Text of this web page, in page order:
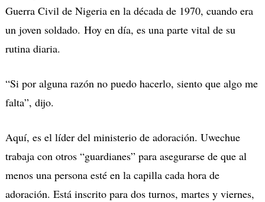
Guerra Civil de Nigeria en la década de 1970, cuando era
un joven soldado. Hoy en día, es una parte vital de su
rutina diaria.
“Si por alguna razón no puedo hacerlo, siento que algo me
falta”, dijo.
Aquí, es el líder del ministerio de adoración. Uwechue
trabaja con otros “guardianes” para asegurarse de que al
menos una persona esté en la capilla cada hora de
adoración. Está inscrito para dos turnos, martes y viernes,